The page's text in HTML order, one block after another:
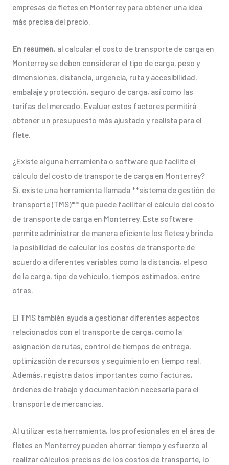
empresas de fletes en Monterrey para obtener una idea
más precisa del precio.
En resumen, al calcular el costo de transporte de carga en
Monterrey se deben considerar el tipo de carga, peso y
dimensiones, distancia, urgencia, ruta y accesibilidad,
embalaje y protección, seguro de carga, así como las
tarifas del mercado. Evaluar estos factores permitirá
obtener un presupuesto más ajustado y realista para el
flete.
¿Existe alguna herramienta o software que facilite el
cálculo del costo de transporte de carga en Monterrey?
Sí, existe una herramienta llamada **sistema de gestión de
transporte (TMS)** que puede facilitar el cálculo del costo
de transporte de carga en Monterrey. Este software
permite administrar de manera eficiente los fletes y brinda
la posibilidad de calcular los costos de transporte de
acuerdo a diferentes variables como la distancia, el peso
de la carga, tipo de vehículo, tiempos estimados, entre
otras.
El TMS también ayuda a gestionar diferentes aspectos
relacionados con el transporte de carga, como la
asignación de rutas, control de tiempos de entrega,
optimización de recursos y seguimiento en tiempo real.
Además, registra datos importantes como facturas,
órdenes de trabajo y documentación necesaria para el
transporte de mercancías.
Al utilizar esta herramienta, los profesionales en el área de
fletes en Monterrey pueden ahorrar tiempo y esfuerzo al
realizar cálculos precisos de los costos de transporte, lo